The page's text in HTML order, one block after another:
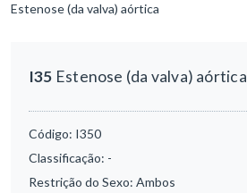
Estenose (da valva) aórtica
I35 Estenose (da valva) aórtica
Código: I350
Classificação: -
Restrição do Sexo: Ambos